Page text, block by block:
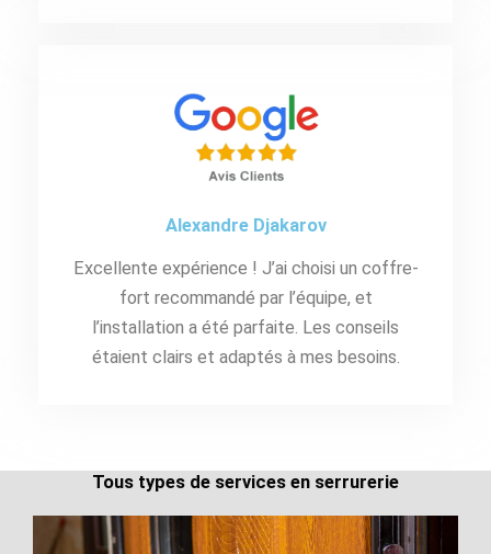
Alexandre Djakarov
Excellente expérience ! J’ai choisi un coffre-
fort recommandé par l’équipe, et
l’installation a été parfaite. Les conseils
étaient clairs et adaptés à mes besoins.
Tous types de services en serrurerie